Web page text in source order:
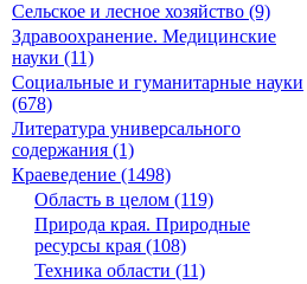
Сельское и лесное хозяйство (9)
Здравоохранение. Медицинские
науки (11)
Социальные и гуманитарные науки
(678)
Литература универсального
содержания (1)
Краеведение (1498)
Область в целом (119)
Природа края. Природные
ресурсы края (108)
Техника области (11)